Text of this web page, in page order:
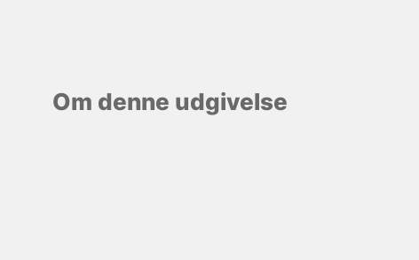
Om denne udgivelse